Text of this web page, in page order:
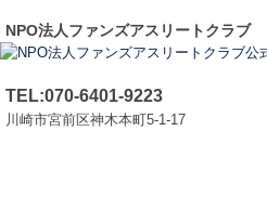
NPO法人ファンズアスリートクラブ
TEL:070-6401-9223
川崎市宮前区神木本町5-1-17